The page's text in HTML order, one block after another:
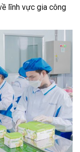
lĩnh vực gia công